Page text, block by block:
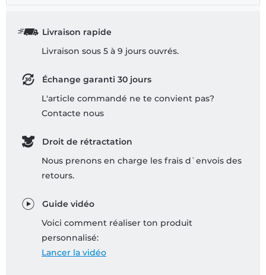
Livraison rapide
Livraison sous 5 à 9 jours ouvrés.
Échange garanti 30 jours
L'article commandé ne te convient pas?
Contacte nous
Droit de rétractation
Nous prenons en charge les frais d`envois des
retours.
Guide vidéo
Voici comment réaliser ton produit
personnalisé:
Lancer la vidéo